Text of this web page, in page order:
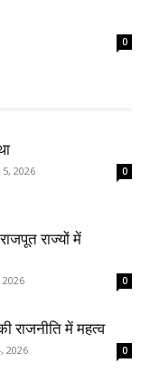
0
2026 0
राज्यों में
2026 0
राजनीति में महत्व
2026 0